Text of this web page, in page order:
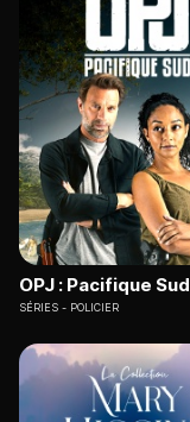
OPJ : Pacifique Sud
SÉRIES POLICIER